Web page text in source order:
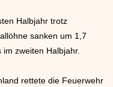
Halbjahr trotz
sanken um 1,7
zweiten Halbjahr.
rettete die Feuerwehr